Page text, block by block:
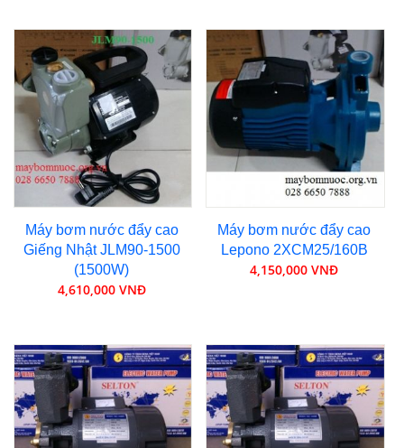
Máy bơm nước đẩy cao
Giếng Nhật JLM90-1500
(1500W)
4,610,000 VNĐ
Máy bơm nước đẩy cao
Lepono 2XCM25/160B
4,150,000 VNĐ